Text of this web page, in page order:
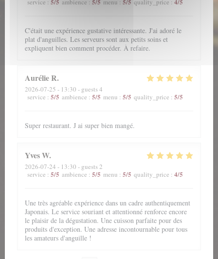
service : ambience : menu : quality_price :
C'était une expérience gustative intéressante. J'ai adoré le
plat d'anguilles. Les serveurs sont aux petits soins et
expliquent bien comment procéder. À refaire.
AurélieR
2026-07-25 - 13:30 - guests 4
service : 5/5 ambience : 5/5 menu : 5/5 quality_price : 5/5
Super restaurant. J ai super bien mangé.
YvesW
2026-07-24 - 13:30 - guests 2
service : 5/5 ambience : 5/5 menu : 5/5 quality_price : 4/5
Une très agréable expérience dans un cadre authentiquement
Japonais. Le service souriant et attentionné renforce encore
le plaisir de la dégustation. Une cuisson parfaite pour des
produits d'exception. Une adresse incontournable pour tous
les amateurs d'anguille !